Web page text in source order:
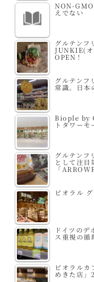
NON-
えでない
グルテンフ
JUNKIE(オ
OPEN！
グルテンフ
常識。日本
Biople by
トタワーモ
グルテンフ
として注目
「
ビオラル
ドイツの
ス重視の循
ビオラルカ
めきた店」